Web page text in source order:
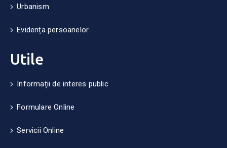
Urbanism
Evidența persoanelor
Utile
Informații de interes public
Formulare Online
Servicii Online